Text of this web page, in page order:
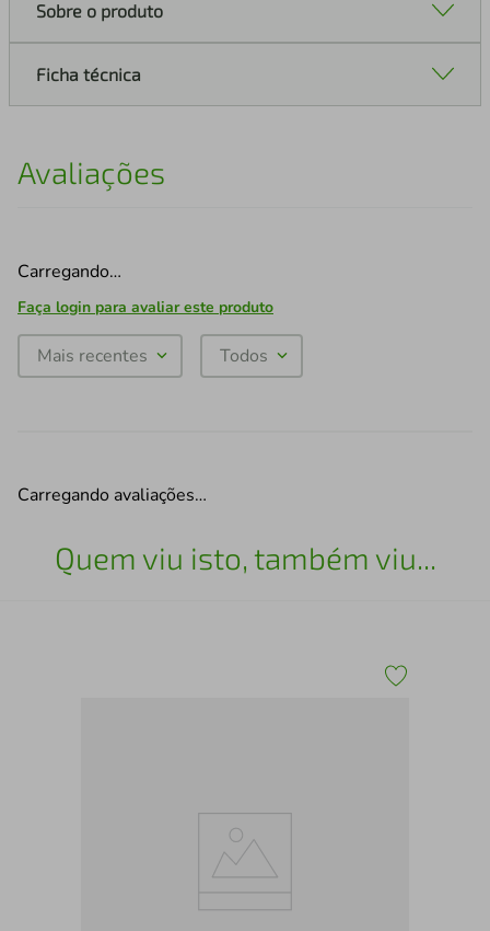
Sobre o produto
Ficha técnica
Avaliações
Carregando…
Faça login para avaliar este produto
Mais recentes Todos
Carregando avaliações…
Quem viu isto, também viu...